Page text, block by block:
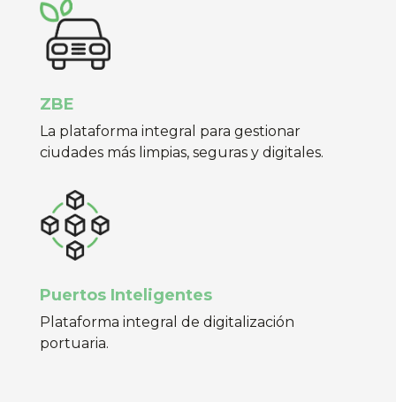
ZBE
La plataforma integral para gestionar
ciudades más limpias, seguras y digitales.
Puertos Inteligentes
Plataforma integral de digitalización
portuaria.